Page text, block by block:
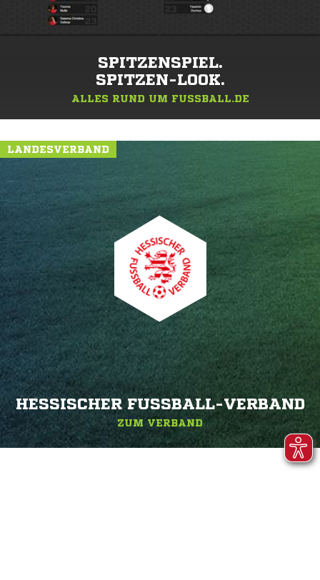
SPITZENSPIEL.
SPITZEN-LOOK.
ALLES RUND UM FUSSBALL.DE
LANDESVERBAND
HESSISCHER FUSSBALL-VERBAND
ZUM VERBAND